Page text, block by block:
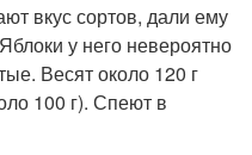
вкус сортов, дали ему
у него невероятно
Весят около 120 г
100 г). Спеют в